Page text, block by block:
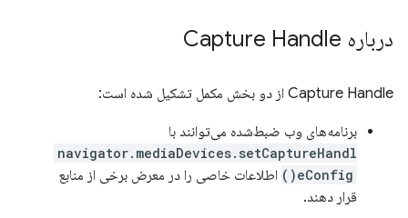
درباره Capture Handle
Capture Handle از دو بخش مکمل تشکیل شده است:
برنامه‌های وب ضبط‌شده می‌توانند با
navigator.mediaDevices.setCaptureHandl
eConfig()
اطلاعات خاصی را در معرض برخی از منابع
قرار دهند.